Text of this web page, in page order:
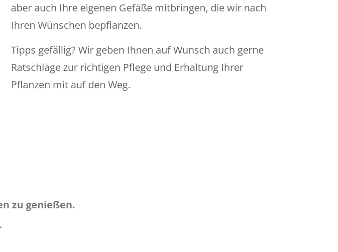
aber auch Ihre eigenen Gefäße mitbringen, die wir nach
Ihren Wünschen bepflanzen.
Tipps gefällig? Wir geben Ihnen auf Wunsch auch gerne
Ratschläge zur richtigen Pflege und Erhaltung Ihrer
Pflanzen mit auf den Weg.
zu genießen.